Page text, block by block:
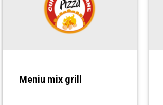
Meniu mix grill